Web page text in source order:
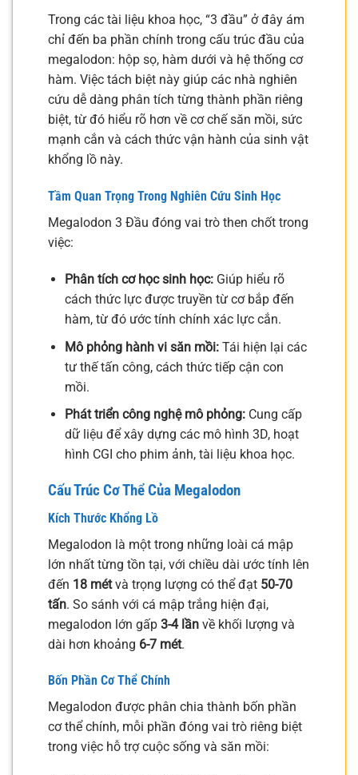
Trong các tài liệu khoa học, “3 đầu” ở đây ám
chỉ đến ba phần chính trong cấu trúc đầu của
megalodon: hộp sọ, hàm dưới và hệ thống cơ
hàm. Việc tách biệt này giúp các nhà nghiên
cứu dễ dàng phân tích từng thành phần riêng
biệt, từ đó hiểu rõ hơn về cơ chế săn mồi, sức
mạnh cắn và cách thức vận hành của sinh vật
khổng lồ này.
Tầm Quan Trọng Trong Nghiên Cứu Sinh Học
Megalodon 3 Đầu đóng vai trò then chốt trong
việc:
Phân tích cơ học sinh học:Giúp hiểu rõ
cách thức lực được truyền từ cơ bắp đến
hàm, từ đó ước tính chính xác lực cắn.
Mô phỏng hành vi săn mồi:Tái hiện lại các
tư thế tấn công, cách thức tiếp cận con
mồi.
Phát triển công nghệ mô phỏng:Cung cấp
dữ liệu để xây dựng các mô hình 3D, hoạt
hình CGI cho phim ảnh, tài liệu khoa học.
Cấu Trúc Cơ Thể Của Megalodon
Kích Thước Khổng Lồ
Megalodon là một trong những loài cá mập
lớn nhất từng tồn tại, với chiều dài ước tính lên
đến 18 métvà trọng lượng có thể đạt 50-70
tấn. So sánh với cá mập trắng hiện đại,
megalodon lớn gấp 3-4 lần về khối lượng và
dài hơn khoảng 6-7 mét.
Bốn Phần Cơ Thể Chính
Megalodon được phân chia thành bốn phần
cơ thể chính, mỗi phần đóng vai trò riêng biệt
trong việc hỗ trợ cuộc sống và săn mồi: